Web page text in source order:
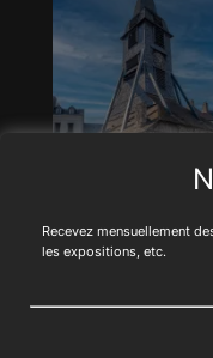
Recevez mensuellement
les expositions, etc.